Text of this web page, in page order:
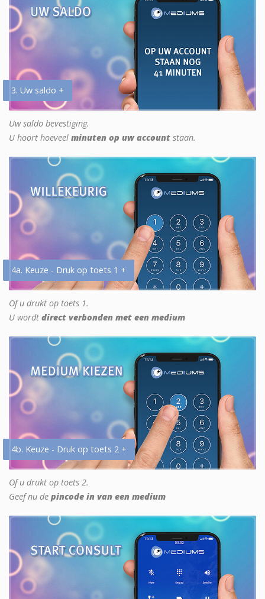
3. Uw saldo +
Uw saldo bevestiging.
U hoort hoeveel minuten op uw account staan.
4a. Keuze - Druk op toets 1 +
Of u drukt op toets 1.
U wordt direct verbonden met een medium
4b. Keuze - Druk op toets 2 +
Of u drukt op toets 2.
Geef nu de pincode in van een medium